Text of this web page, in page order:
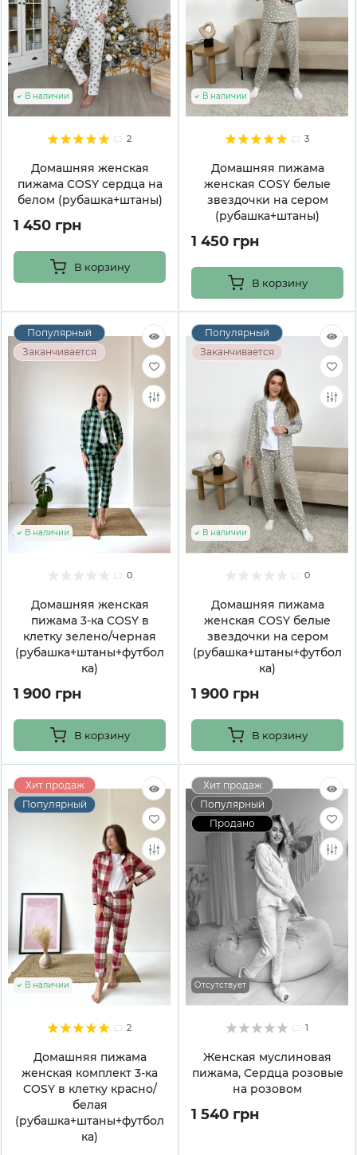
2
Домашняя женская
пижама COSY сердца на
белом (рубашка+штаны)
В наличии
1 450 грн
В корзину
3
Домашняя пижама
женская COSY белые
звездочки на сером
(рубашка+штаны)
В наличии
1 450 грн
В корзину
Популярный
Заканчивается
0
Домашняя женская
пижама 3-ка COSY в
клетку зелено/черная
(рубашка+штаны+футбол
ка)
В наличии
1 900 грн
В корзину
Популярный
Заканчивается
0
Домашняя пижама
женская COSY белые
звездочки на сером
(рубашка+штаны+футбол
ка)
В наличии
1 900 грн
В корзину
Хит продаж
Популярный
2
Домашняя пижама
женская комплект 3-ка
COSY в клетку красно/
белая
(рубашка+штаны+футбол
ка)
В наличии
Хит продаж
Популярный
Продано
1
Женская муслиновая
пижама, Сердца розовые
на розовом
Отсутствует
1 540 грн